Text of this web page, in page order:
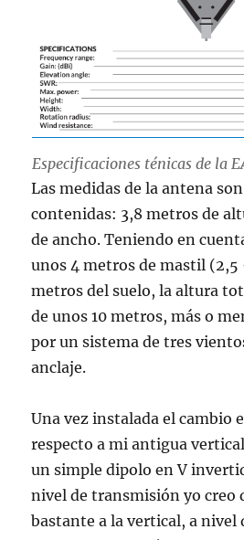
Especificaciones ténicas de la
Las medidas de la antena
contenidas: 3,8 metros de
de ancho. Teniendo en
unos 4 metros de mastil (2,5
metros del suelo, la altura
de unos 10 metros, más o
por un sistema de tres
anclaje.
Una vez instalada el cambio
respecto a mi antigua
un simple dipolo en V
nivel de transmisión yo creo
bastante a la vertical, a nivel